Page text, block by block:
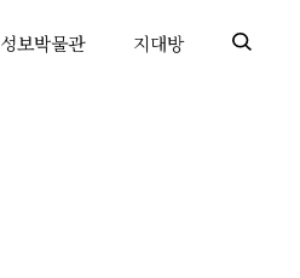
성보박물관 지대방